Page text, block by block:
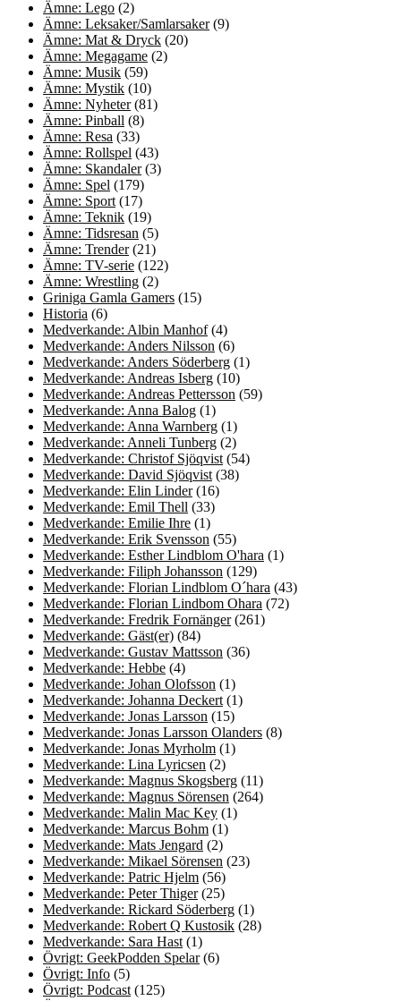
Ämne: Lego (2)
Ämne: Leksaker/Samlarsaker(9)
Ämne: Mat & Dryck (20)
Ämne: Megagame (2)
Ämne: Musik (59)
Ämne: Mystik (10)
Ämne: Nyheter(81)
Ämne: Pinball (8)
Ämne: Resa (33)
Ämne: Rollspel (43)
Ämne: Skandaler(3)
Ämne: Spel (179)
Ämne: Sport (17)
Ämne: Teknik (19)
Ämne: Tidsresan (5)
Ämne: Trender(21)
Ämne: TV-serie (122)
Ämne: Wrestling (2)
Griniga Gamla Gamers (15)
Historia (6)
Medverkande: Albin Manhof(4)
Medverkande: Anders Nilsson (6)
Medverkande: Anders Söderberg (1)
Medverkande: Andreas Isberg (10)
Medverkande: Andreas Pettersson (59)
Medverkande: Anna Balog (1)
Medverkande: Anna Warnberg (1)
Medverkande: Anneli Tunberg (2)
Medverkande: Christof Sjöqvist (54)
Medverkande: David Sjöqvist (38)
Medverkande: Elin Linder(16)
Medverkande: Emil Thell (33)
Medverkande: Emilie Ihre (1)
Medverkande: Erik Svensson (55)
Medverkande: Esther Lindblom O'hara (1)
Medverkande: Filiph Johansson (129)
Medverkande: Florian Lindblom O´hara (43)
Medverkande: Florian Lindbom Ohara (72)
Medverkande: Fredrik Fornänger(261)
Medverkande: Gäst(er) (84)
Medverkande: Gustav Mattsson (36)
Medverkande: Hebbe (4)
Medverkande: Johan Olofsson (1)
Medverkande: Johanna Deckert (1)
Medverkande: Jonas Larsson (15)
Medverkande: Jonas Larsson Olanders (8)
Medverkande: Jonas Myrholm (1)
Medverkande: Lina Lyricsen (2)
Medverkande: Magnus Skogsberg (11)
Medverkande: Magnus Sörensen (264)
Medverkande: Malin Mac Key (1)
Medverkande: Marcus Bohm (1)
Medverkande: Mats Jengard (2)
Medverkande: Mikael Sörensen (23)
Medverkande: Patric Hjelm (56)
Medverkande: Peter Thiger(25)
Medverkande: Rickard Söderberg (1)
Medverkande: Robert Q Kustosik (28)
Medverkande: Sara Hast (1)
Övrigt: GeekPodden Spelar(6)
Övrigt: Info (5)
Övrigt: Podcast (125)